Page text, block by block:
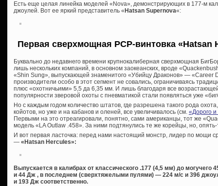
Есть еще целая линейка моделей «Nova», демонстрирующих в 177-м
джоулей. Вот ее яркий представитель « Hatsan Supernova«:
Первая сверхмощная PCP-винтовка «Hatsan
Буквально до недавнего времени крупнокалиберная сверхмощная
лишь нескольких компаний, в основном заокеанских, вроде
«Shin Sung», выпускающей знаменитого «Убийцу Драконов» — «Career
производители особо в этот сегмент не совались, ограничиваясь
плюс «охотничьими» 5,5 да 6,35 мм. И лишь благодаря все
популярности зверовой охоты с пневматикой стали появляться уже
Но с каждым годом количество штатов, где разрешена такого рода
койотов, но уже и на кабанов и оленей, все увеличивалось (см. «Дорого и
Первыми на это отреагировали, понятно, сами американцы, тот же
модель «LA Outlaw .458». За ними подтянулись те же корейцы, но, опять-
И вот первая ласточка: перед нами настоящий монстр, лидер по мощи
— «Hatsan Hercules»:
Выпускается в калибрах от классического .177 (4,5 мм) до могучего
и 44 Дж , в последнем (сверхтяжелыми пулями) — 224 м/с и 396
и 193 Дж соответственно.